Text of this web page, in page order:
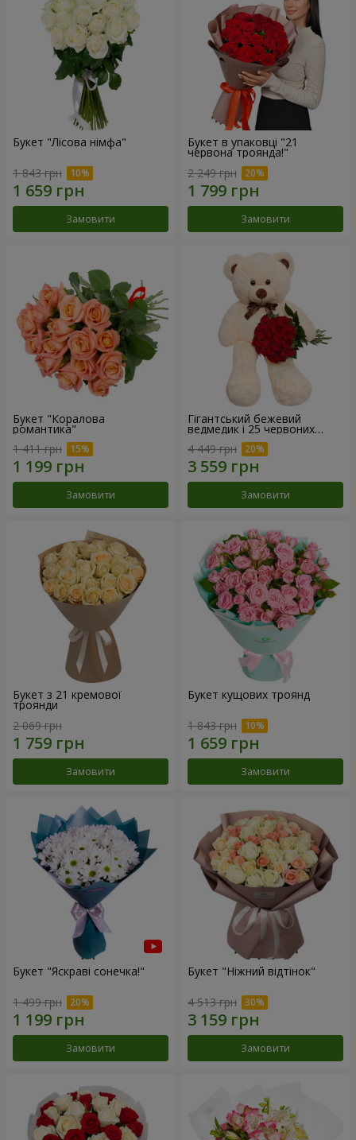
Букет "Лісова німфа"
1 843 грн
Замовити
Букет в упаковці "21
червона троянда!"
2 249 грн
Замовити
Букет "Коралова
романтика"
1 411 грн
Замовити
Гігантський бежевий
ведмедик і 25 червоних
троянд
4 449 грн
Замовити
Букет з 21 кремової
троянди
2 069 грн
Замовити
Букет кущових троянд
1 843 грн
Замовити
Букет "Яскраві сонечка!"
1 499 грн
Замовити
Букет "Ніжний відтінок"
4 513 грн
Замовити